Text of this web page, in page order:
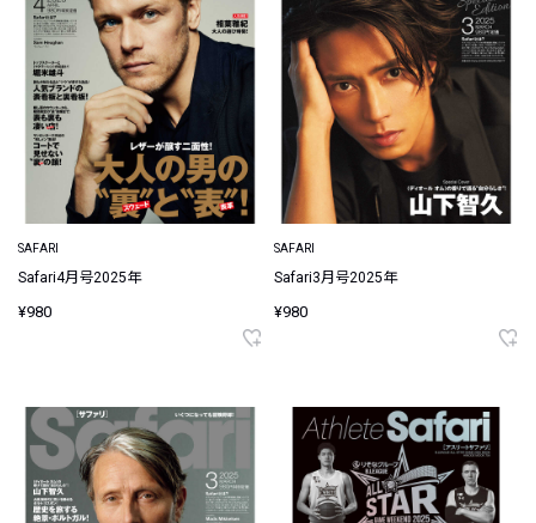
SAFARI
Safari4月号2025年
¥980
SAFARI
Safari3月号2025年
¥980